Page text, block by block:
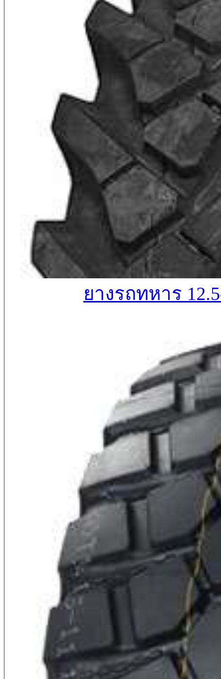
ยางรถทหาร